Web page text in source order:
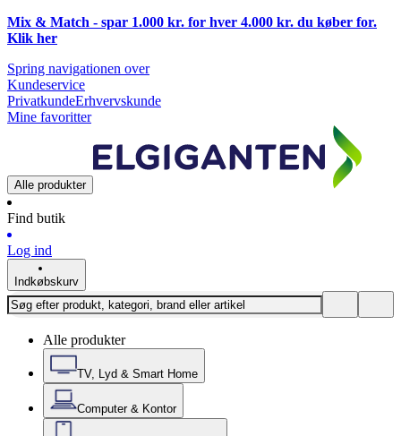
Mix & Match - spar 1.000 kr. for hver 4.000 kr. du køber for.
Klik her
Spring navigationen over
Kundeservice
PrivatkundeErhvervskunde
Mine favoritter
Alle produkter
Find butik
Log ind
Indkøbskurv
Alle produkter
TV, Lyd & Smart Home
Computer & Kontor